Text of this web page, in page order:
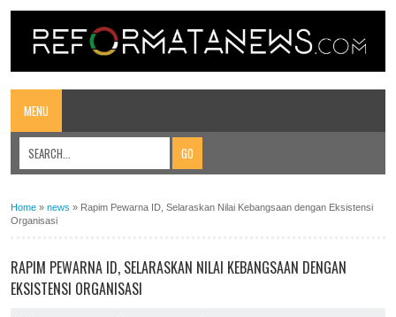
MENU
Home » news » Rapim Pewarna ID, Selaraskan Nilai Kebangsaan dengan Eksistensi
Organisasi
RAPIM PEWARNA ID, SELARASKAN NILAI KEBANGSAAN DENGAN
EKSISTENSI ORGANISASI